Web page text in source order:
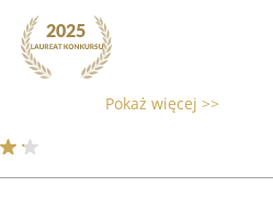
Pokaż więcej >>